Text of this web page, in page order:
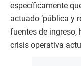
específicamente
actuado ‘pública y
fuentes de ingreso,
crisis operativa